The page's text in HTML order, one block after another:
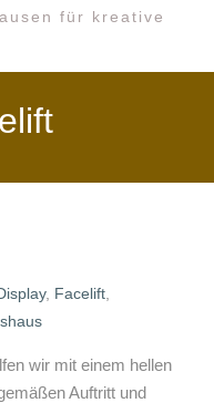
für kreative
, Facelift,
wir mit einem hellen
Auftritt und